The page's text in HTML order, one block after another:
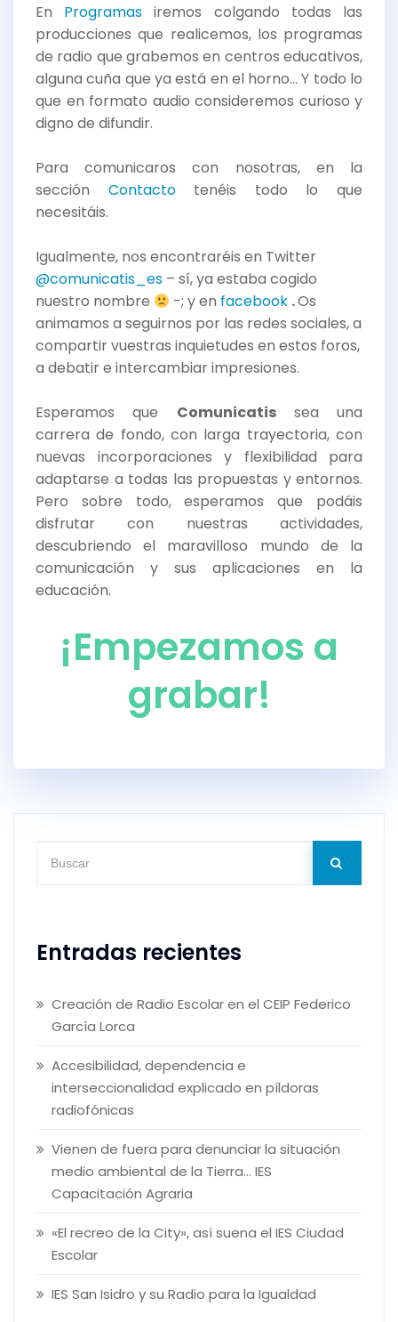
En Programas iremos colgando todas las
producciones que realicemos, los programas
de radio que grabemos en centros educativos,
alguna cuña que ya está en el horno… Y todo lo
que en formato audio consideremos curioso y
digno de difundir.
Para comunicaros con nosotras, en la
sección Contactotenéis todo lo que
necesitáis.
Igualmente, nos encontraréis en Twitter
@comunicatis_es – sí, ya estaba cogido
nuestro nombre
-; y en facebook .Os
animamos a seguirnos por las redes sociales, a
compartir vuestras inquietudes en estos foros,
a debatir e intercambiar impresiones.
Esperamos que Comunicatissea una
carrera de fondo, con larga trayectoria, con
nuevas incorporaciones y flexibilidad para
adaptarse a todas las propuestas y entornos.
Pero sobre todo, esperamos que podáis
disfrutar con nuestras actividades,
descubriendo el maravilloso mundo de la
comunicación y sus aplicaciones en la
educación.
¡Empezamos a
grabar!
Entradas recientes
Creación de Radio Escolar en el CEIP Federico
García Lorca
Accesibilidad, dependencia e
interseccionalidad explicado en píldoras
radiofónicas
Vienen de fuera para denunciar la situación
medio ambiental de la Tierra… IES
Capacitación Agraria
«El recreo de la City», así suena el IES Ciudad
Escolar
IES San Isidro y su Radio para la Igualdad